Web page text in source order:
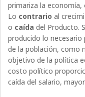
primariza la
Lo contrarioal
o caída del Producto.
producido lo
de la población, como
objetivo de la política
costo político
caída del salario,